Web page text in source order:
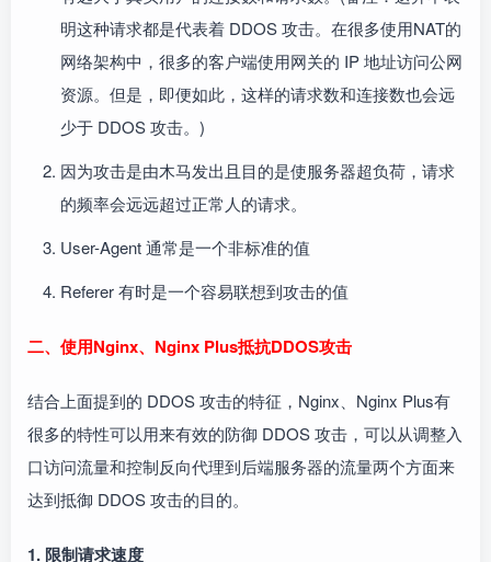
明这种请求都是代表着 DDOS 攻击。在很多使用NAT的
网络架构中，很多的客户端使用网关的 IP 地址访问公网
资源。但是，即便如此，这样的请求数和连接数也会远
少于 DDOS 攻击。)
因为攻击是由木马发出且目的是使服务器超负荷，请求
的频率会远远超过正常人的请求。
User-Agent 通常是一个非标准的值
Referer 有时是一个容易联想到攻击的值
二、使用Nginx、Nginx Plus抵抗DDOS攻击
结合上面提到的 DDOS 攻击的特征，Nginx、Nginx Plus有
很多的特性可以用来有效的防御 DDOS 攻击，可以从调整入
口访问流量和控制反向代理到后端服务器的流量两个方面来
达到抵御 DDOS 攻击的目的。
1. 限制请求速度